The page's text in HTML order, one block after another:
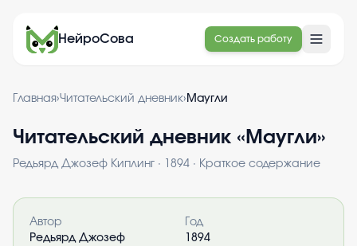
НейроСова Создать работу
Главная›Читательский дневник› Маугли
Читательский дневник « Маугли»
Редьярд Джозеф Киплинг · 1894 · Краткое содержание
Информация о книге
Автор
Редьярд Джозеф
Год
1894